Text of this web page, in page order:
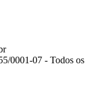
0001-07 - Todos os